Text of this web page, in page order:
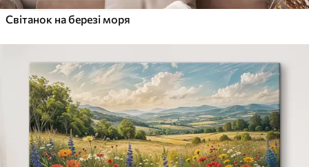
Світанок на березі моря